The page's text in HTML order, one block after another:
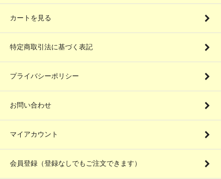
カートを見る
特定商取引法に基づく表記
プライバシーポリシー
お問い合わせ
マイアカウント
会員登録（登録なしでもご注文できます）